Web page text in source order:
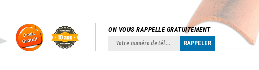
ON VOUS RAPPELLE GRATUITEMENT